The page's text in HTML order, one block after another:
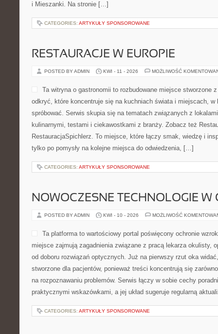
i Mieszanki. Na stronie […]
CATEGORIES: ARTYKUŁY SPONSOROWANE
RESTAURACJE W EUROPIE
POSTED BY ADMIN KWI - 11 - 2026 MOŻLIWOŚĆ
Ta witryna o gastronomii to rozbudowane miejsce stworzone
odkryć, które koncentruje się na kuchniach świata i miejscach, w
spróbować. Serwis skupia się na tematach związanych z
kulinarnymi, testami i ciekawostkami z branży. Zobacz też
RestauracjaSpichlerz. To miejsce, które łączy smak, wiedzę i
tylko po pomysły na kolejne miejsca do odwiedzenia, […]
CATEGORIES: ARTYKUŁY SPONSOROWANE
NOWOCZESNE TECHNOLOGIE W
POSTED BY ADMIN KWI - 10 - 2026 MOŻLIWOŚĆ
Ta platforma to wartościowy portal poświęcony ochronie
miejsce zajmują zagadnienia związane z pracą lekarza okulisty,
od doboru rozwiązań optycznych. Już na pierwszy rzut oka
stworzone dla pacjentów, ponieważ treści koncentrują się
na rozpoznawaniu problemów. Serwis łączy w sobie cechy
praktycznymi wskazówkami, a jej układ sugeruje regularną
CATEGORIES: ARTYKUŁY SPONSOROWANE